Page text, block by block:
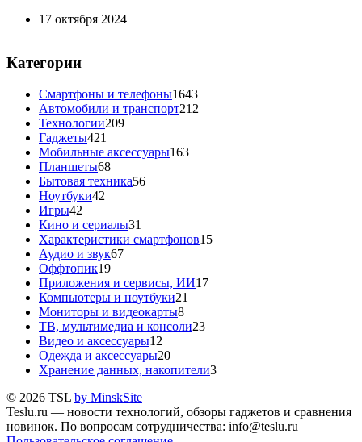
17 октября 2024
Категории
Смартфоны и телефоны1643
Автомобили и транспорт212
Технологии209
Гаджеты421
Мобильные аксессуары163
Планшеты68
Бытовая техника56
Ноутбуки42
Игры42
Кино и сериалы31
Характеристики смартфонов15
Аудио и звук67
Оффтопик19
Приложения и сервисы, ИИ17
Компьютеры и ноутбуки21
Мониторы и видеокарты8
ТВ, мультимедиа и консоли23
Видео и аксессуары12
Одежда и аксессуары20
Хранение данных, накопители3
© 2026 TSL by MinskSite
Teslu.ru — новости технологий, обзоры гаджетов и сравнения
новинок. По вопросам сотрудничества: info@teslu.ru